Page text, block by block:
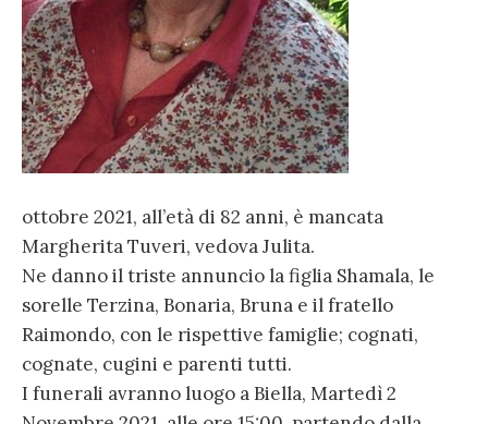
ottobre 2021, all’età di 82 anni, è mancata
Margherita Tuveri, vedova Julita.
Ne danno il triste annuncio la figlia Shamala, le
sorelle Terzina, Bonaria, Bruna e il fratello
Raimondo, con le rispettive famiglie; cognati,
cognate, cugini e parenti tutti.
I funerali avranno luogo a Biella, Martedì 2